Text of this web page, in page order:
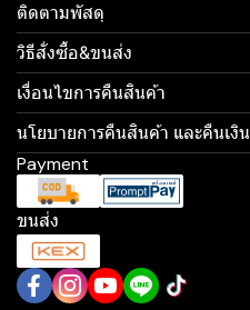
ติดตามพัสดุ
วิธีสั่งซื้อ&ขนส่ง
เงื่อนไขการคืนสินค้า
นโยบายการคืนสินค้า และคืนเงิน
Payment
ขนส่ง